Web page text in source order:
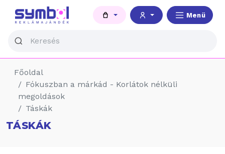
Menü
Főoldal
Fókuszban a márkád - Korlátok nélküli
megoldások
Táskák
TÁSKÁK